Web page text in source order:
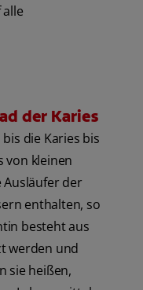
der Karies
die Karies bis
von kleinen
Ausläufer der
enthalten, so
besteht aus
werden und
sie heißen,